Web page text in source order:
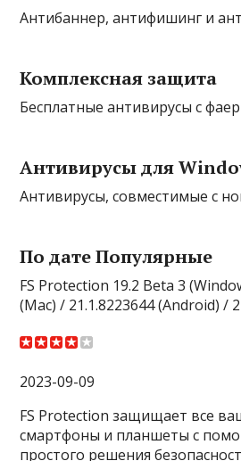
Антибаннер, антифишинг и
Комплексная защита
Бесплатные антивирусы с
Антивирусы для
Антивирусы, совместимые с
По дате Популярные
FS Protection 19.2 Beta 3
(Mac) / 21.1.8223644 (Android) /
2023-09-09
FS Protection защищает все
смартфоны и планшеты с
простого решения